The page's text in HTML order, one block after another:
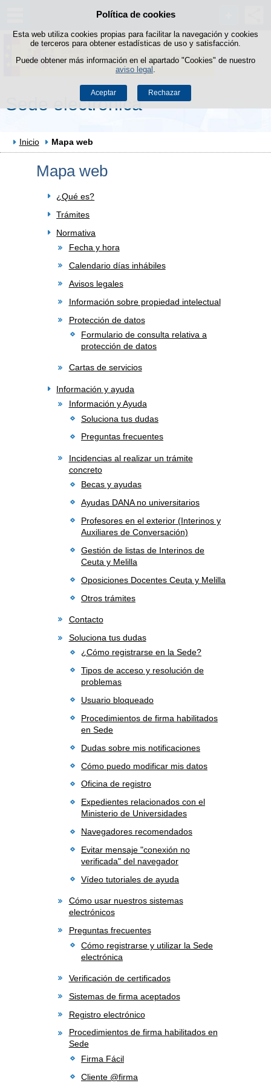
Política de cookies
Esta web utiliza cookies propias para facilitar la navegación y cookies
de terceros para obtener estadísticas de uso y satisfacción.
Puede obtener más información en el apartado "Cookies" de nuestro
aviso legal
Aceptar Rechazar
Saltar al contenido
Sede electrónica
Inicio Mapa web
Mapa web
¿Qué es?
Trámites
Normativa
Fecha y hora
Calendario días inhábiles
Avisos legales
Información sobre propiedad intelectual
Protección de datos
Formulario de consulta relativa a
protección de datos
Cartas de servicios
Información y ayuda
Información y Ayuda
Soluciona tus dudas
Preguntas frecuentes
Incidencias al realizar un trámite
concreto
Becas y ayudas
Ayudas DANA no universitarios
Profesores en el exterior (Interinos y
Auxiliares de Conversación)
Gestión de listas de Interinos de
Ceuta y Melilla
Oposiciones Docentes Ceuta y Melilla
Otros trámites
Contacto
Soluciona tus dudas
¿Cómo registrarse en la Sede?
Tipos de acceso y resolución de
problemas
Usuario bloqueado
Procedimientos de firma habilitados
en Sede
Dudas sobre mis notificaciones
Cómo puedo modificar mis datos
Oficina de registro
Expedientes relacionados con el
Ministerio de Universidades
Navegadores recomendados
Evitar mensaje "conexión no
verificada" del navegador
Vídeo tutoriales de ayuda
Cómo usar nuestros sistemas
electrónicos
Preguntas frecuentes
Cómo registrarse y utilizar la Sede
electrónica
Verificación de certificados
Sistemas de firma aceptados
Registro electrónico
Procedimientos de firma habilitados en
Sede
Firma Fácil
Cliente @firma